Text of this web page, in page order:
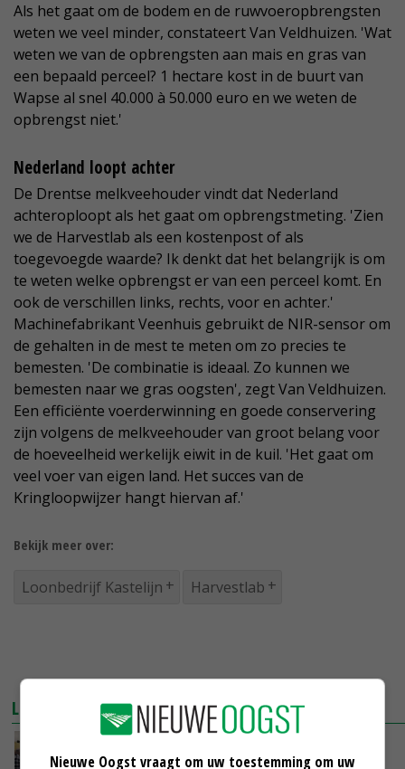
Als het gaat om de bodem en de ruwvoeropbrengsten
weten we veel minder, constateert Van Veldhuizen. 'Wat
weten we van de opbrengsten aan mais en gras van
een bepaald perceel? 1 hectare kost in de buurt van
Wapse al snel 40.000 à 50.000 euro en we weten de
opbrengst niet.'
Nederland loopt achter
De Drentse melkveehouder vindt dat Nederland
achteroploopt als het gaat om opbrengstmeting. 'Zien
we de Harvestlab als een kostenpost of als
toegevoegde waarde? Ik denkt dat het belangrijk is om
te weten welke opbrengst er van een perceel komt. En
ook de verschillen links, rechts, voor en achter.'
Machinefabrikant Veenhuis gebruikt de NIR-sensor om
de gehalten in de mest te meten om zo precies te
bemesten. 'De combinatie is ideaal. Zo kunnen we
bemesten naar we gras oogsten', zegt Van Veldhuizen.
Een efficiënte voerderwinning en goede conservering
zijn volgens de melkveehouder van groot belang voor
de hoeveelheid werkelijk eiwit in de kuil. 'Het gaat om
veel voer van eigen land. Het succes van de
Kringloopwijzer hangt hiervan af.'
Bekijk meer over:
Loonbedrijf Kastelijn Harvestlab
LEES OOK
Nieuwe Oogst vraagt om uw toestemming om uw